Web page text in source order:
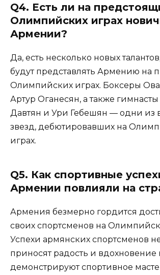
Q4. Есть ли на
Олимпийских играх
Армении?
Да, есть несколько новых
будут представлять Армению на
Олимпийских играх. Боксеры
Артур Оганесян, а также
Давтян и Ури Гебешян — одни из
звезд, дебютировавших на
играх.
Q5. Как спортивные
Армении повлияли на
Армения безмерно гордится
своих спортсменов на
Успехи армянских спортсменов
приносят радость и вдохновение
демонстрируют спортивное